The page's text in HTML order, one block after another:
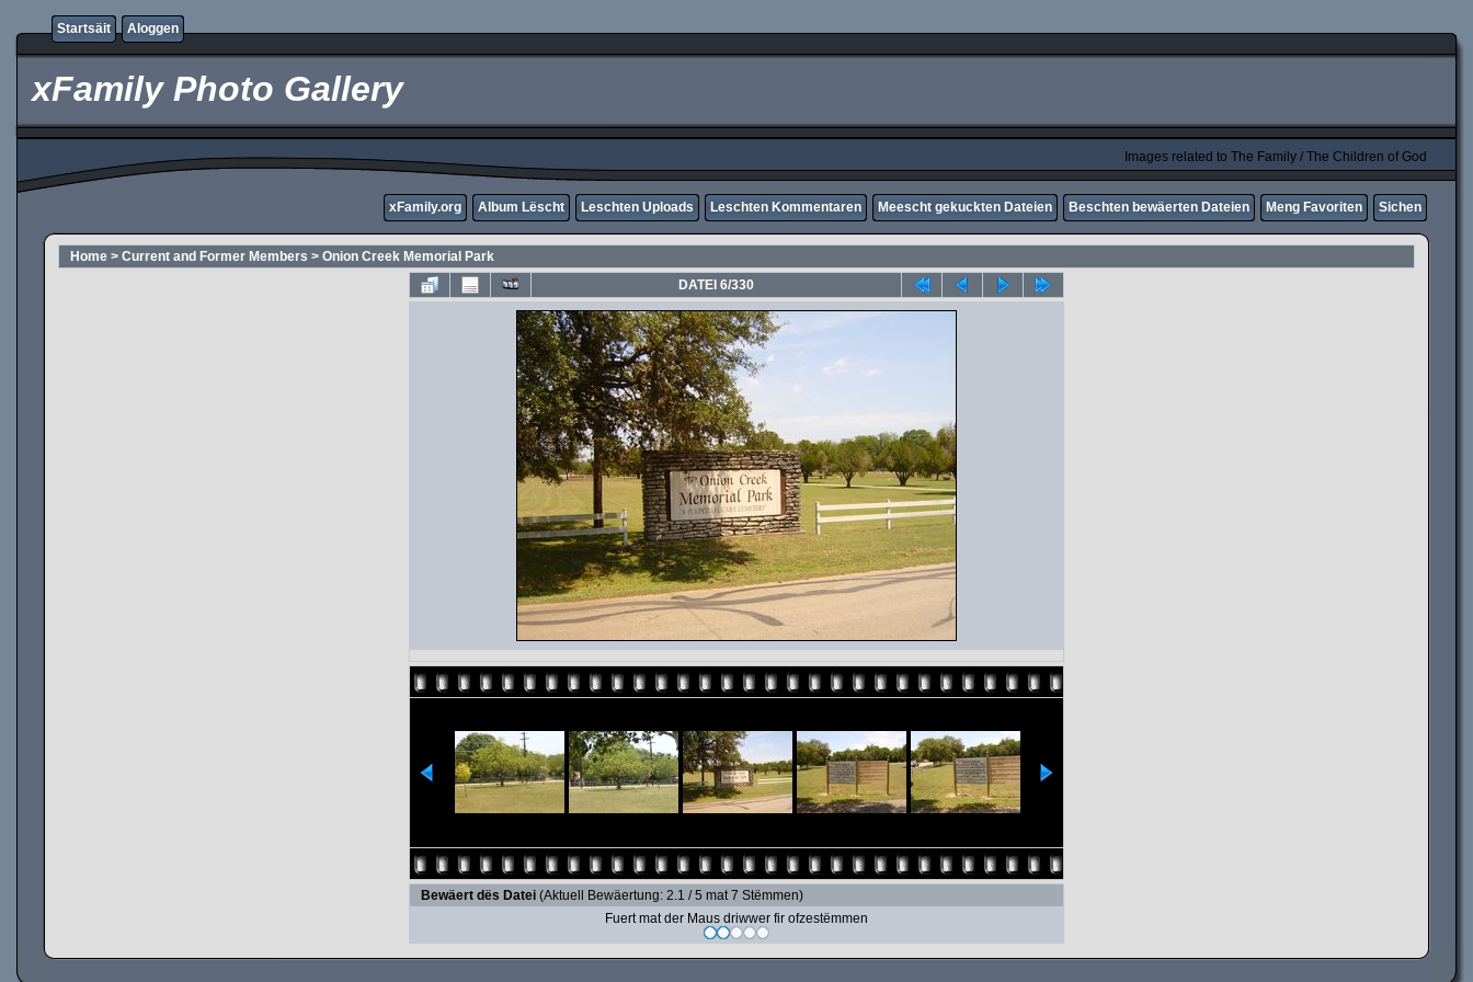
Startsäit Aloggen
xFamily Photo Gallery
Images related to The Family / The Children of God
xFamily.org Album Lëscht Leschten Uploads Leschten Kommentaren Meescht gekuckten Dateien Beschten bewäerten Dateien Meng Favoriten Sichen
Home > Current and Former Members > Onion Creek Memorial Park
DATEI 6/330
Bewäert dës Datei (Aktuell Bewäertung: 2.1 / 5 mat 7 Stëmmen)
Fuert mat der Maus driwwer fir ofzestëmmen